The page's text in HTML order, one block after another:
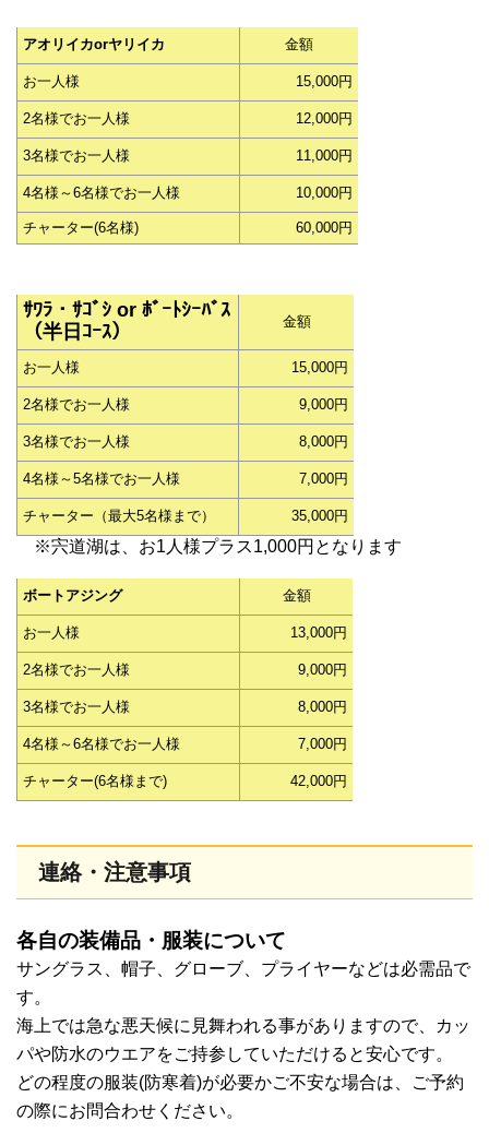
アオリイカorヤリイカ 金額
お一人様 15,000円
2名様でお一人様 12,000円
3名様でお一人様 11,000円
4名様～6名様でお一人様 10,000円
チャーター(6名様) 60,000円
ｻﾜﾗ・ｻｺﾞｼ or ﾎﾞｰﾄｼｰﾊﾞｽ
（半日ｺｰｽ）
金額
お一人様 15,000円
2名様でお一人様 9,000円
3名様でお一人様 8,000円
4名様～5名様でお一人様 7,000円
チャーター（最大5名様まで） 35,000円
※宍道湖は、お1人様プラス1,000円となります
ボートアジング 金額
お一人様 13,000円
2名様でお一人様 9,000円
3名様でお一人様 8,000円
4名様～6名様でお一人様 7,000円
チャーター(6名様まで) 42,000円
連絡・注意事項
各自の装備品・服装について
サングラス、帽子、グローブ、プライヤーなどは必需品で
す。
海上では急な悪天候に見舞われる事がありますので、カッ
パや防水のウエアをご持参していただけると安心です。
どの程度の服装(防寒着)が必要かご不安な場合は、ご予約
の際にお問合わせください。